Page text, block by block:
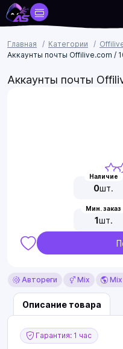
Главная Категории
Аккаунты почты Offilive.com /
Аккаунты почты
Наличие
0шт.
Мин. заказ
1шт.
Автореги Mix
Описание товара
Гарантия: 1 час